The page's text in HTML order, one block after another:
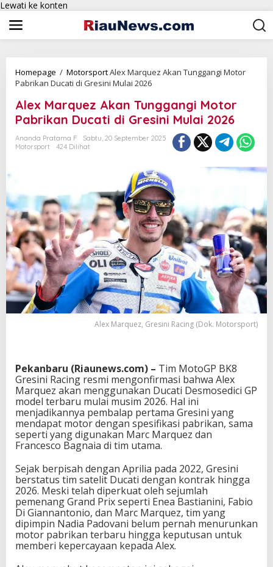
Lewati ke konten
Homepage / MotorsportAlex Marquez Akan Tunggangi Motor
Pabrikan Ducati di Gresini Mulai 2026
Alex Marquez Akan Tunggangi Motor
Pabrikan Ducati di Gresini Mulai 2026
Ananda Pratama F
Sabtu, 20 September 2025
Motorsport
424 Dilihat
Alex Marquez, Gresini Racing (Dok. Motorsport)
Pekanbaru (Riaunews.com) – Tim MotoGP BK8
Gresini Racing resmi mengonfirmasi bahwa Alex
Marquez akan menggunakan Ducati Desmosedici GP
model terbaru mulai musim 2026. Hal ini
menjadikannya pembalap pertama Gresini yang
mendapat motor dengan spesifikasi pabrikan, sama
seperti yang digunakan Marc Marquez dan
Francesco Bagnaia di tim utama.
Sejak berpisah dengan Aprilia pada 2022, Gresini
berstatus tim satelit Ducati dengan kontrak hingga
2026. Meski telah diperkuat oleh sejumlah
pemenang Grand Prix seperti Enea Bastianini, Fabio
Di Giannantonio, dan Marc Marquez, tim yang
dipimpin Nadia Padovani belum pernah menurunkan
motor pabrikan terbaru hingga keputusan untuk
memberi kepercayaan kepada Alex.